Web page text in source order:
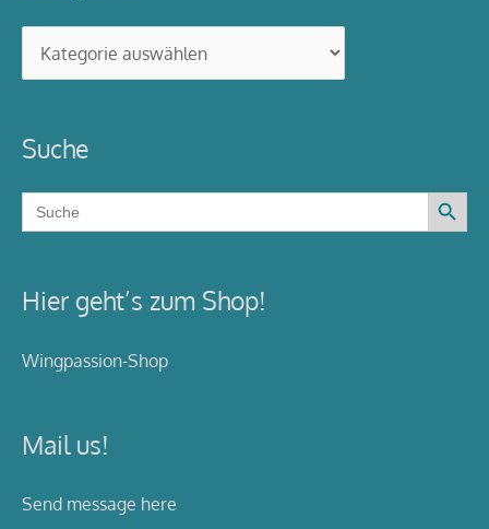
Suche
Search
for:
Search Button
Hier geht’s zum Shop!
Wingpassion-Shop
Mail us!
Send message here